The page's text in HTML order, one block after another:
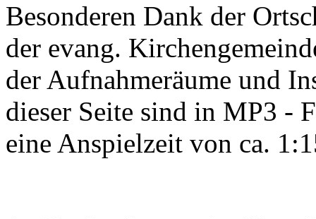
Besonderen Dank der
der evang.
der Aufnahmeräume und
dieser Seite sind in MP3 -
eine Anspielzeit von ca.